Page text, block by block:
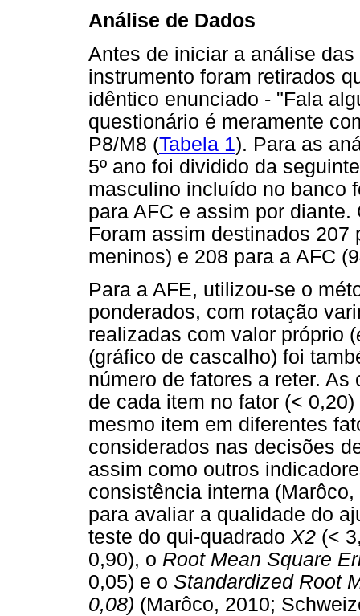
Análise de Dados
Antes de iniciar a análise
instrumento foram retirados
idêntico enunciado - "Fala
questionário é meramente
P8/M8 (Tabela 1). Para as
5º ano foi dividido da
masculino incluído no banco
para AFC e assim por
Foram assim destinados 207
meninos) e 208 para a AFC
Para a AFE, utilizou-se o
ponderados, com rotação
realizadas com valor próprio (
(gráfico de cascalho) foi
número de fatores a reter.
de cada item no fator (<
mesmo item em diferentes
considerados nas decisões
assim como outros
consistência interna
para avaliar a qualidade do
teste do qui-quadrado X2 (<
0,90), o Root Mean Square
0,05) e o Standardized Root
0,08) (Marôco, 2010;